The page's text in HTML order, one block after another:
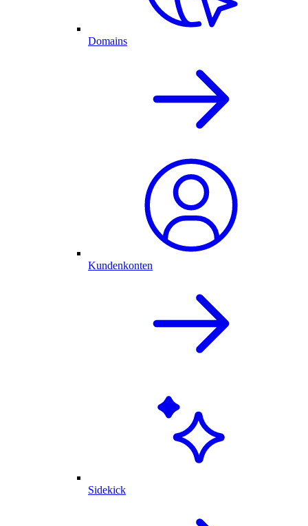
Domains
Kundenkonten
Sidekick